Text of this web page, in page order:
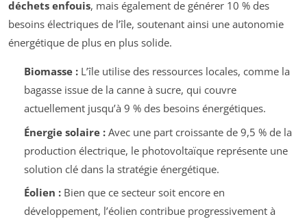
déchets enfouis, mais également de générer 10 % des
besoins électriques de l’île, soutenant ainsi une autonomie
énergétique de plus en plus solide.
Biomasse :L’île utilise des ressources locales, comme la
bagasse issue de la canne à sucre, qui couvre
actuellement jusqu’à 9 % des besoins énergétiques.
Énergie solaire :Avec une part croissante de 9,5 % de la
production électrique, le photovoltaïque représente une
solution clé dans la stratégie énergétique.
Éolien :Bien que ce secteur soit encore en
développement, l’éolien contribue progressivement à